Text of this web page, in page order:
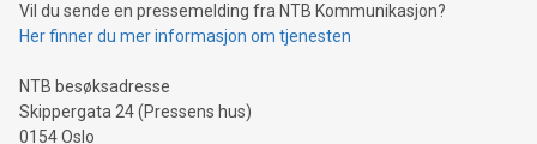
Vil du sende en pressemelding fra NTB Kommunikasjon?
Her finner du mer informasjon om tjenesten
NTB besøksadresse
Skippergata 24 (Pressens hus)
0154 Oslo